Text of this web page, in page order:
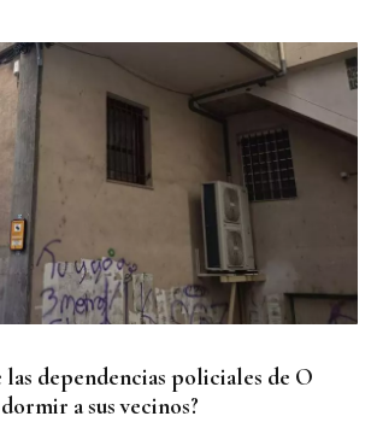
las dependencias policiales de O
a sus vecinos?